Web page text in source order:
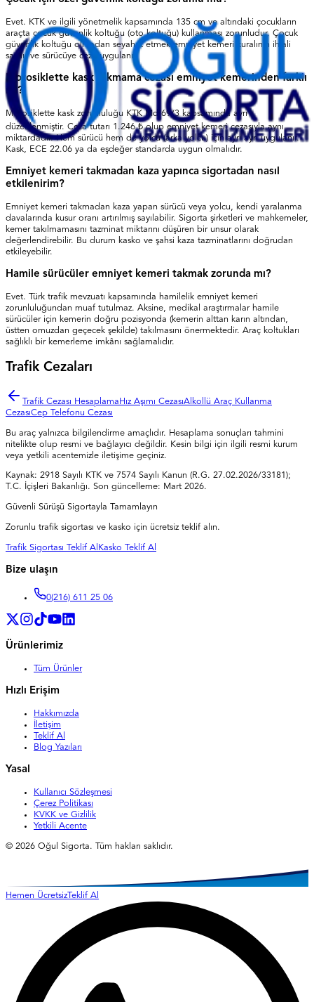
Evet. KTK ve ilgili yönetmelik kapsamında 135 cm ve altındaki çocukların
araçta çocuk güvenlik koltuğu (oto koltuğu) kullanması zorunludur. Çocuk
güvenlik koltuğu olmadan seyahat etmek emniyet kemeri kuralının ihlali
sayılır ve sürücüye ceza uygulanır.
Motosiklette kask takmama cezası emniyet kemerinden farklı
mı?
Motosiklette kask zorunluluğu KTK Md.69/3 kapsamında ayrı
düzenlenmiştir. Ceza tutarı 1.246 ₺ olup emniyet kemeri cezasıyla aynı
miktardadır. Hem sürücü hem de yolcu (arka yolcu) için ayrı ayrı uygulanır.
Kask, ECE 22.06 ya da eşdeğer standarda uygun olmalıdır.
Emniyet kemeri takmadan kaza yapınca sigortadan nasıl
etkilenirim?
Emniyet kemeri takmadan kaza yapan sürücü veya yolcu, kendi yaralanma
davalarında kusur oranı artırılmış sayılabilir. Sigorta şirketleri ve mahkemeler,
kemer takılmamasını tazminat miktarını düşüren bir unsur olarak
değerlendirebilir. Bu durum kasko ve şahsi kaza tazminatlarını doğrudan
etkileyebilir.
Hamile sürücüler emniyet kemeri takmak zorunda mı?
Evet. Türk trafik mevzuatı kapsamında hamilelik emniyet kemeri
zorunluluğundan muaf tutulmaz. Aksine, medikal araştırmalar hamile
sürücüler için kemerin doğru pozisyonda (kemerin alttan karın altından,
üstten omuzdan geçecek şekilde) takılmasını önermektedir. Araç koltukları
sağlıklı bir kemerleme imkânı sağlamalıdır.
Trafik Cezaları
Trafik Cezası Hesaplama Hız Aşımı CezasıAlkollü Araç Kullanma
CezasıCep Telefonu Cezası
Bu araç yalnızca bilgilendirme amaçlıdır. Hesaplama sonuçları tahmini
nitelikte olup resmi ve bağlayıcı değildir. Kesin bilgi için ilgili resmi kurum
veya yetkili acentemizle iletişime geçiniz.
Kaynak: 2918 Sayılı KTK ve 7574 Sayılı Kanun (R.G. 27.02.2026/33181);
T.C. İçişleri Bakanlığı. Son güncelleme: Mart 2026.
Güvenli Sürüşü Sigortayla Tamamlayın
Zorunlu trafik sigortası ve kasko için ücretsiz teklif alın.
Trafik Sigortası Teklif Al Kasko Teklif Al
Bize ulaşın
0(216) 611 25 06
Ürünlerimiz
Tüm Ürünler
Hızlı Erişim
Hakkımızda
İletişim
Teklif Al
Blog Yazıları
Yasal
Kullanıcı Sözleşmesi
Çerez Politikası
KVKK ve Gizlilik
Yetkili Acente
© 2026 Oğul Sigorta. Tüm hakları saklıdır.
Hemen ÜcretsizTeklif Al